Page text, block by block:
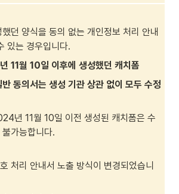
던 양식을 동의 없는 개인정보 처리 안내
있는 경우입니다.
11월 10일 이후에 생성했던 캐치폼
동의서는 생성 기관 상관 없이 모두 수정
년 11월 10일 이전 생성된 캐치폼은 수
불가능합니다.
처리 안내서 노출 방식이 변경되었습니